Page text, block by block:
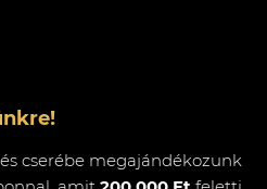
cserébe megajándékozunk